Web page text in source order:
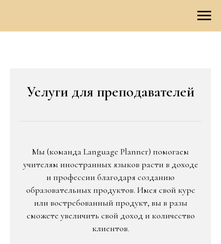
Услуги для преподавателей
Мы (команда Language Planner) помогаем
учителям иностранных языков расти в доходе
и профессии благодаря созданию
образовательных продуктов. Имея свой курс
или востребованный продукт, вы в разы
cможете увеличить свой доход и количество
клиентов.